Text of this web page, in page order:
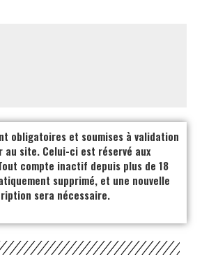
obligatoires et soumises à validation
au site. Celui-ci est réservé aux
compte inactif depuis plus de 18
supprimé, et une nouvelle
sera nécessaire.